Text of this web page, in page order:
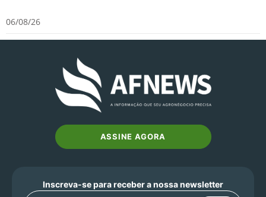
06/08/26
ASSINE AGORA
Inscreva-se para receber a nossa newsletter